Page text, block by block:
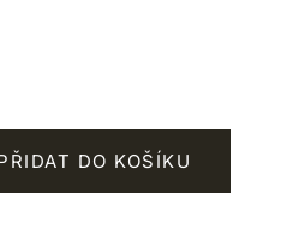
DO KOŠÍKU